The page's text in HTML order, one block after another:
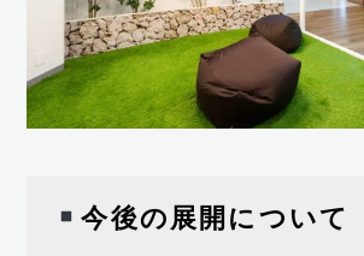
今後の展開について